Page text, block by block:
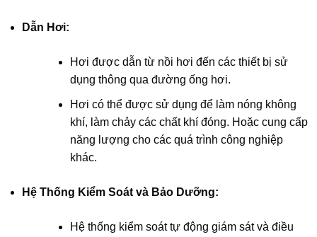
Dẫn Hơi:
Hơi được dẫn từ nồi hơi đến các thiết bị sử
dụng thông qua đường ống hơi.
Hơi có thể được sử dụng để làm nóng không
khí, làm chảy các chất khí đóng. Hoặc cung cấp
năng lượng cho các quá trình công nghiệp
khác.
Hệ Thống Kiểm Soát và Bảo Dưỡng:
Hệ thống kiểm soát tự động giám sát và điều